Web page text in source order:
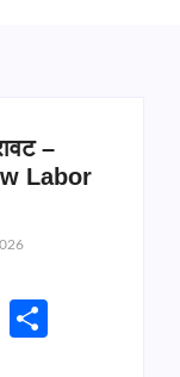
–
Labor
Copy